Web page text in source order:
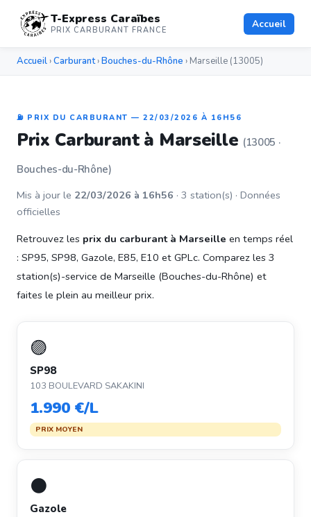
T-Express Caraïbes
PRIX CARBURANT FRANCE Accueil
Accueil ›Carburant›Bouches-du-Rhône › Marseille (13005)
⛽ PRIX DU CARBURANT — 22/03/2026 À 16H56
Prix Carburant à Marseille (13005 ·
Bouches-du-Rhône)
Mis à jour le 22/03/2026 à 16h56 · 3 station(s) · Données
officielles
Retrouvez les prix du carburant à Marseille en temps réel
: SP95, SP98, Gazole, E85, E10 et GPLc. Comparez les 3
station(s)-service de Marseille (Bouches-du-Rhône) et
faites le plein au meilleur prix.
🟣
SP98
103 BOULEVARD SAKAKINI
1.990 €/L
PRIX MOYEN
⚫
Gazole